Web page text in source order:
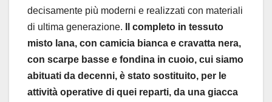
decisamente più moderni e realizzati con materiali
di ultima generazione.
Il completo in tessuto
misto lana, con camicia bianca e cravatta nera,
con scarpe basse e fondina in cuoio, cui siamo
abituati da decenni, è stato sostituito, per le
attività operative di quei reparti, da una giacca